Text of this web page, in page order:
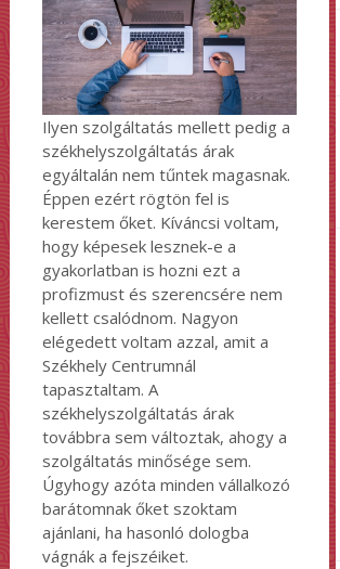
Ilyen szolgáltatás mellett pedig a
székhelyszolgáltatás árak
egyáltalán nem tűntek magasnak.
Éppen ezért rögtön fel is
kerestem őket. Kíváncsi voltam,
hogy képesek lesznek-e a
gyakorlatban is hozni ezt a
profizmust és szerencsére nem
kellett csalódnom. Nagyon
elégedett voltam azzal, amit a
Székhely Centrumnál
tapasztaltam. A
székhelyszolgáltatás árak
továbbra sem változtak, ahogy a
szolgáltatás minősége sem.
Úgyhogy azóta minden vállalkozó
barátomnak őket szoktam
ajánlani, ha hasonló dologba
vágnák a fejszéiket.